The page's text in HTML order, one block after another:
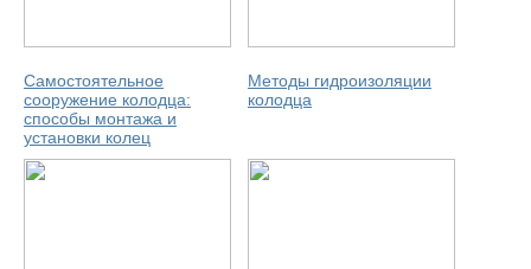
Самостоятельное
сооружение колодца:
способы монтажа и
установки колец
Методы гидроизоляции
колодца